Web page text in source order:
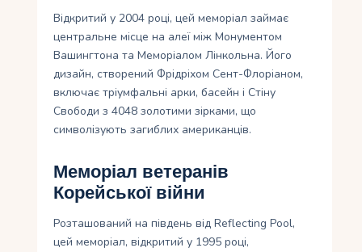
Відкритий у 2004 році, цей меморіал займає
центральне місце на алеї між Монументом
Вашингтона та Меморіалом Лінкольна. Його
дизайн, створений Фрідріхом Сент-Флоріаном,
включає тріумфальні арки, басейн і Стіну
Свободи з 4048 золотими зірками, що
символізують загиблих американців.
Меморіал ветеранів
Корейської війни
Розташований на південь від Reflecting Pool,
цей меморіал, відкритий у 1995 році,